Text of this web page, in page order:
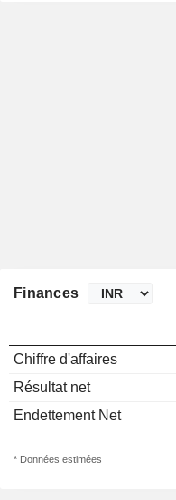
Finances
Chiffre d'affaires
Résultat net
Endettement Net
* Données estimées